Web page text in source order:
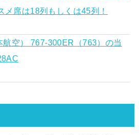
メ席は18列もしくは45列！
航空） 767-300ER（763）の当